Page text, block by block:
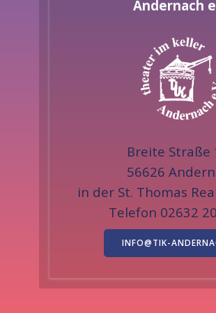
Andernach
Breite Straße
56626
in der St. Thomas
Telefon 02632
INFO@TIK-